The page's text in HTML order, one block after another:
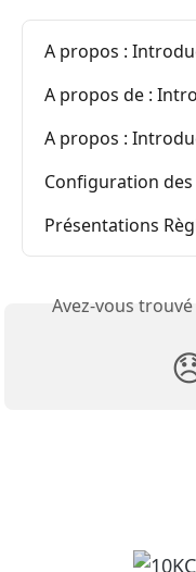
A propos :
A propos de :
A propos :
Configuration
Présentations
Avez-vous